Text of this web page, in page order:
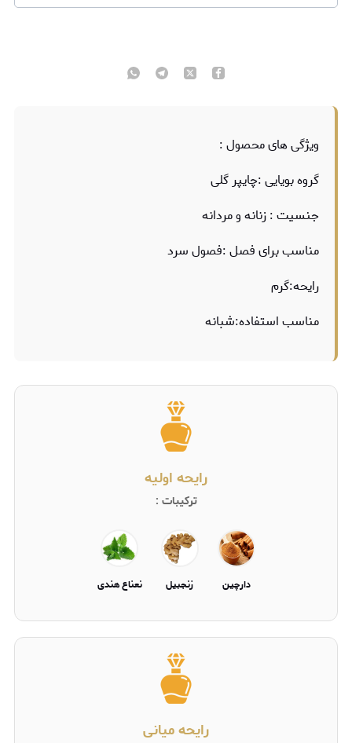
ویژگی های محصول :
گروه بویایی :چایپر گلی
جنسیت : زنانه و مردانه
مناسب برای فصل :فصول سرد
رایحه:گرم
مناسب استفاده:شبانه
رایحه اولیه
ترکیبات :
دارچین زنجبیل نعناع هندی
رایحه میانی